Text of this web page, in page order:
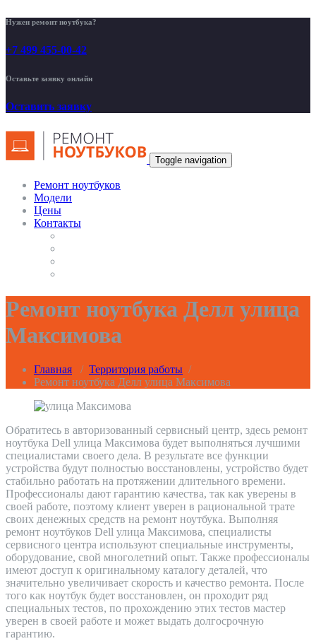
Нужен ремонт ноутбука?
+7 499 455-00-42
Оставьте заявку онлайн
Оставить заявку
Toggle navigation
Ремонт ноутбуков
Модели
Цены
Контакты
Ремонт ноутбука Делл улица
Максимова
Главная / Территория работы /
Ремонт ноутбука Делл улица Максимова
Обратитесь в авторизованный сервисный центр, здесь ремонт
ноутбука Dell улица Максимова будет выполняться лучшими
специалистами своего дела. В результате все функции
устройства будут полностью восстановлены, устройство будет
стабильно работать на протяжении длительного времени.
Профессионалы дают гарантию качества, так как уверены в
своей работе, поэтому клиент уверен в рациональной трате
своих денежных средств на ремонт ноутбука. Выполняя
ремонт ноутбуков Dell улица Максимова, специалисты
сервисного центра используют специальные инструменты,
оборудование, свой многолетний опыт. Также профессионалы
имеют доступ к оригинальному каталогу деталей, что
значительно увеличивает скорость и качество ремонта. После
того как ноутбук будет восстановлен, он проходит ряд
специальных тестов, по прохождению этих тестов мастер
уверен в своей работе и может выдать долгосрочную
гарантию.